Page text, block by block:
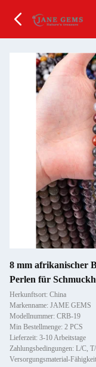
8 mm afrikanischer
Perlen für
Herkunftsort: China
Markenname: JAME GEMS
Modellnummer: CRB-19
Min Bestellmenge: 2 PCS
Lieferzeit: 3-10 Arbeitstage
Zahlungsbedingungen: L/C,
Versorgungsmaterial-